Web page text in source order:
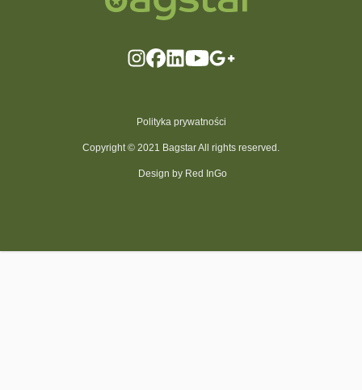
Polityka prywatności
Copyright © 2021 Bagstar All rights reserved.
Design by Red InGo